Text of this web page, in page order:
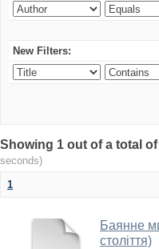
New Filters:
Showing 1 out of a total
seconds)
1
Баянне
століття)